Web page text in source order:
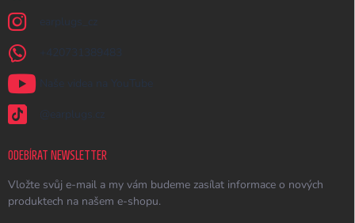
earplugs_cz
+420731389483
Naše videa na YouTube
@earplugs.cz
ODEBÍRAT NEWSLETTER
Vložte svůj e-mail a my vám budeme zasílat informace o nových
produktech na našem e-shopu.